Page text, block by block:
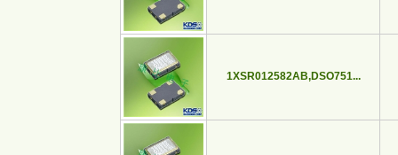
1XSR012582AB,DSO751...